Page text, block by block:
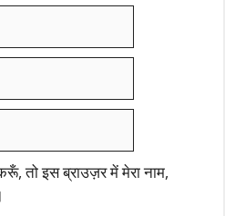
तो इस ब्राउज़र में मेरा नाम,